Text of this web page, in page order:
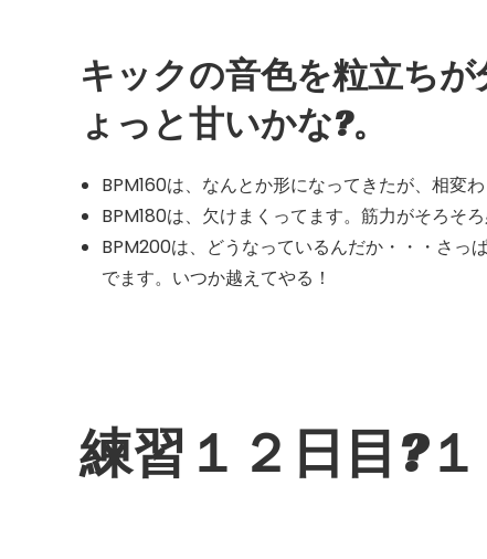
キックの音色を粒立ち
ょっと甘いかな?。
BPM160は、なんとか形になってきたが、相変わ
BPM180は、欠けまくってます。筋力がそろそ
BPM200は、どうなっているんだか・・・さっ
でます。いつか越えてやる！
練習１２日目?１